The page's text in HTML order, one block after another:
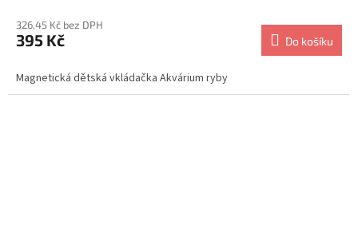
326,45 Kč bez DPH
395 Kč Do košíku
Magnetická dětská vkládačka Akvárium ryby